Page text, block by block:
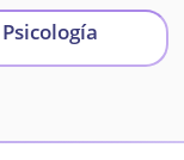
Psicología